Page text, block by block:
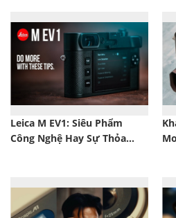
Leica M EV1: Siêu Phẩm
Công Nghệ Hay Sự Thỏa